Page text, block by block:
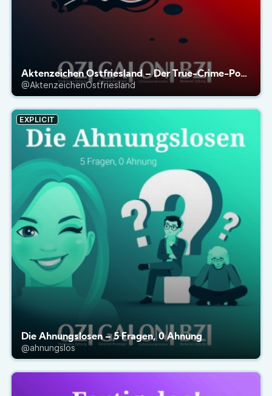
Aktenzeichen Ostfriesland – Der True-Crime-Podcast
@AktenzeichenOstfriesland
EXPLICIT
Die Ahnungslosen – 5 Fragen, 0 Ahnung
@ahnungslos